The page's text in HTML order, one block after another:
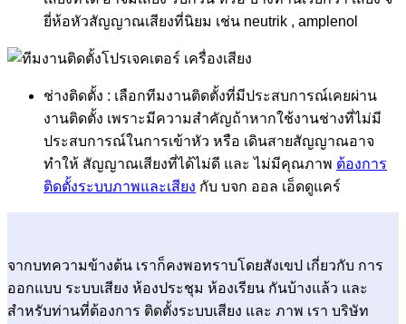
ยี่ห้อหัวสัญญาณเสียงที่นิยม เช่น neutrik , amplenol
ช่างติดตั้ง : เลือกทีมงานติดตั้งที่มีประสบการณ์เคยผ่าน
งานติดตั้ง เพราะมีความสำคัญถ้าหากใช้งานช่างที่ไม่มี
ประสบการณ์ในการเข้าหัว หรือ เดินสายสัญญาณอาจ
ทำให้ สัญญาณเสียงที่ได้ไม่ดี และ ไม่มีคุณภาพ ต้องการ
ติดตั้งระบบภาพและเสียง กับ บจก ออล เอ็ดดูแคร์
จากบทความข้างต้น เราก็คงพอทราบโดยสังเขป เกี่ยวกับ การ
ออกแบบ ระบบเสียง ห้องประชุม ห้องเรียน กันบ้างแล้ว และ
สำหรับท่านที่ต้องการ ติดตั้งระบบเสียง และ ภาพ เรา บริษัท